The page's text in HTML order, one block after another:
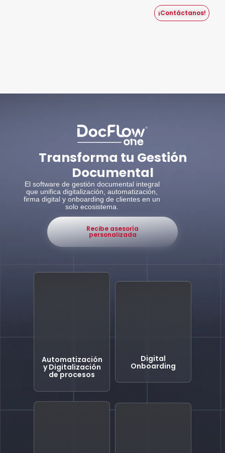
¡Contáctanos!
Transforma tu Gestión
Documental
El software de gestión documental integral
que unifica digitalización, automatización,
firma digital y onboarding de clientes en un
solo ecosistema.
Recibe asesoría
personalizada
Automatización
y Digitalización
de procesos
Digital
Onboarding